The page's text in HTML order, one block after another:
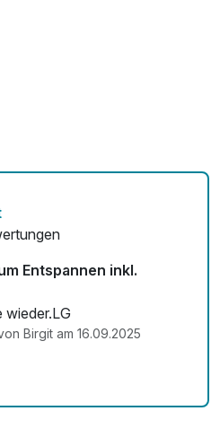
Entspannen inkl.
wieder.LG
Birgit am 16.09.2025